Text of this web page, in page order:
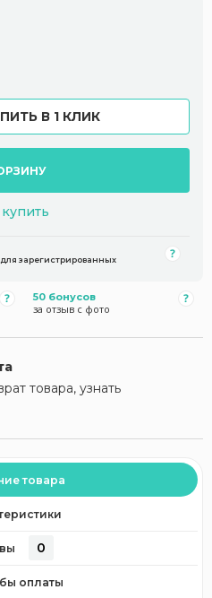
В 1 КЛИК
зарегистрированных
50 бонусов
за отзыв с фото
товара, узнать
товара
0
оплаты